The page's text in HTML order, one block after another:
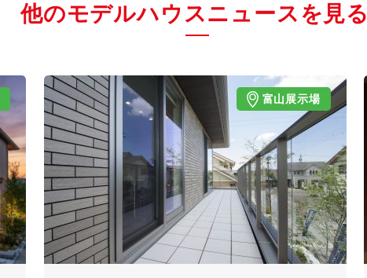
他のモデルハウスニュースを見る
富山展示場